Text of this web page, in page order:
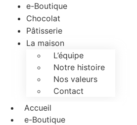
e-Boutique
Chocolat
Pâtisserie
La maison
L’équipe
Notre histoire
Nos valeurs
Contact
Accueil
e-Boutique